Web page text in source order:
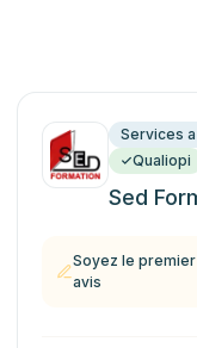
Services
Qualiopi
Sed
Soyez le
avis